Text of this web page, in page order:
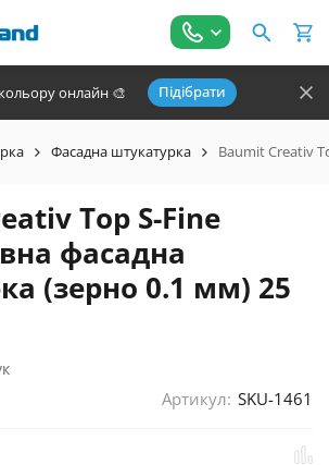
онлайн 🎨 Підібрати
Фасадна штукатурка Baumit Creativ
Top S-Fine
фасадна
(зерно 0.1 мм) 25
Артикул: SKU-1461